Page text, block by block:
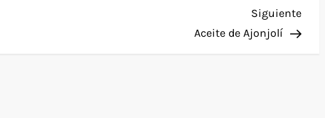
Siguiente
Aceite de Ajonjolí